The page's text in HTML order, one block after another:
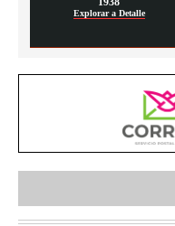
Explorar a Detalle